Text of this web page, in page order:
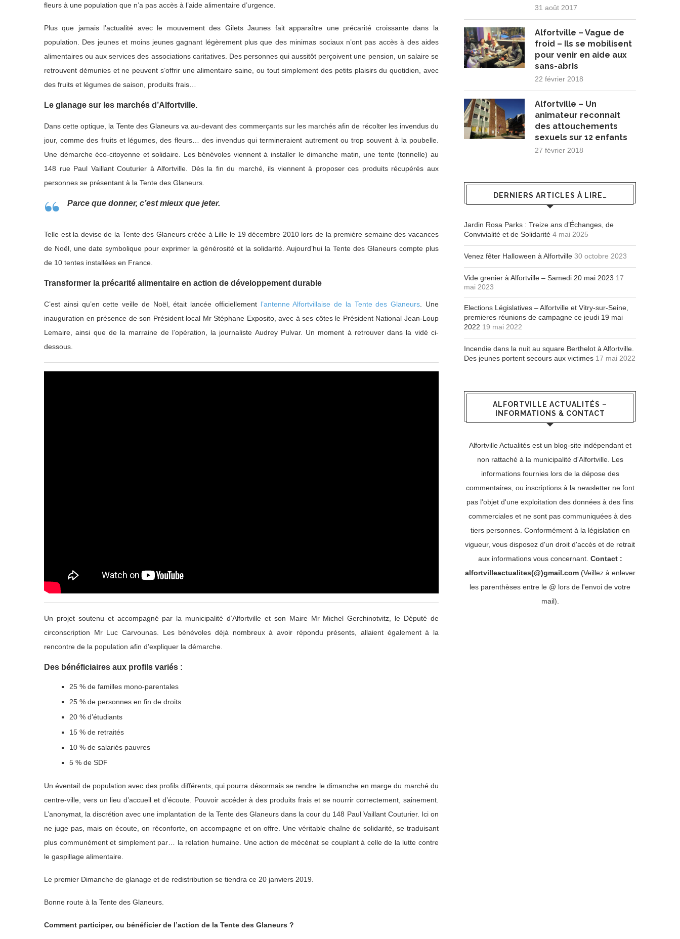
fleurs à une population que n’a pas accès à l’aide alimentaire d’urgence.
Plus que jamais l’actualité avec le mouvement des Gilets Jaunes fait apparaître une précarité croissante dans la
population. Des jeunes et moins jeunes gagnant légèrement plus que des minimas sociaux n’ont pas accès à des aides
alimentaires ou aux services des associations caritatives. Des personnes qui aussitôt perçoivent une pension, un salaire se
retrouvent démunies et ne peuvent s’offrir une alimentaire saine, ou tout simplement des petits plaisirs du quotidien, avec
des fruits et légumes de saison, produits frais…
Le glanage sur les marchés d’Alfortville.
Dans cette optique, la Tente des Glaneurs va au-devant des commerçants sur les marchés afin de récolter les invendus du
jour, comme des fruits et légumes, des fleurs… des invendus qui termineraient autrement ou trop souvent à la poubelle.
Une démarche éco-citoyenne et solidaire. Les bénévoles viennent à installer le dimanche matin, une tente (tonnelle) au
148 rue Paul Vaillant Couturier à Alfortville. Dès la fin du marché, ils viennent à proposer ces produits récupérés aux
personnes se présentant à la Tente des Glaneurs.
Parce que donner, c’est mieux que jeter.
Telle est la devise de la Tente des Glaneurs créée à Lille le 19 décembre 2010 lors de la première semaine des vacances
de Noël, une date symbolique pour exprimer la générosité et la solidarité. Aujourd’hui la Tente des Glaneurs compte plus
de 10 tentes installées en France.
Transformer la précarité alimentaire en action de développement durable
C’est ainsi qu’en cette veille de Noël, était lancée officiellement l’antenne Alfortvillaise de la Tente des Glaneurs . Une
inauguration en présence de son Président local Mr Stéphane Exposito, avec à ses côtes le Président National Jean-Loup
Lemaire, ainsi que de la marraine de l’opération, la journaliste Audrey Pulvar. Un moment à retrouver dans la vidé ci-
dessous.
Un projet soutenu et accompagné par la municipalité d’Alfortville et son Maire Mr Michel Gerchinotvitz, le Député de
circonscription Mr Luc Carvounas. Les bénévoles déjà nombreux à avoir répondu présents, allaient également à la
rencontre de la population afin d’expliquer la démarche.
Des bénéficiaires aux profils variés :
25 % de familles mono-parentales
25 % de personnes en fin de droits
20 % d’étudiants
15 % de retraités
10 % de salariés pauvres
5 % de SDF
Un éventail de population avec des profils différents, qui pourra désormais se rendre le dimanche en marge du marché du
centre-ville, vers un lieu d’accueil et d’écoute. Pouvoir accéder à des produits frais et se nourrir correctement, sainement.
L’anonymat, la discrétion avec une implantation de la Tente des Glaneurs dans la cour du 148 Paul Vaillant Couturier. Ici on
ne juge pas, mais on écoute, on réconforte, on accompagne et on offre. Une véritable chaîne de solidarité, se traduisant
plus communément et simplement par… la relation humaine. Une action de mécénat se couplant à celle de la lutte contre
le gaspillage alimentaire.
Le premier Dimanche de glanage et de redistribution se tiendra ce 20 janviers 2019.
Bonne route à la Tente des Glaneurs.
Comment participer, ou bénéficier de l’action de la Tente des Glaneurs ?
31 août 2017
Alfortville – Vague de
froid – Ils se mobilisent
pour venir en aide aux
sans-abris
22 février 2018
Alfortville – Un
animateur reconnait
des attouchements
sexuels sur 12 enfants
27 février 2018
DERNIERS ARTICLES À LIRE…
Jardin Rosa Parks : Treize ans d’Échanges, de
Convivialité et de Solidarité 4 mai 2025
Venez fêter Halloween à Alfortville 30 octobre 2023
Vide grenier à Alfortville – Samedi 20 mai 2023 17
mai 2023
Elections Législatives – Alfortville et Vitry-sur-Seine,
premieres réunions de campagne ce jeudi 19 mai
2022 19 mai 2022
Incendie dans la nuit au square Berthelot à Alfortville.
Des jeunes portent secours aux victimes 17 mai 2022
ALFORTVILLE ACTUALITÉS –
INFORMATIONS & CONTACT
Alfortville Actualités est un blog-site indépendant et
non rattaché à la municipalité d'Alfortville. Les
informations fournies lors de la dépose des
commentaires, ou inscriptions à la newsletter ne font
pas l'objet d'une exploitation des données à des fins
commerciales et ne sont pas communiquées à des
tiers personnes. Conformément à la législation en
vigueur, vous disposez d'un droit d'accès et de retrait
aux informations vous concernant. Contact :
alfortvilleactualites(@)gmail.com(Veillez à enlever
les parenthèses entre le @ lors de l'envoi de votre
mail).